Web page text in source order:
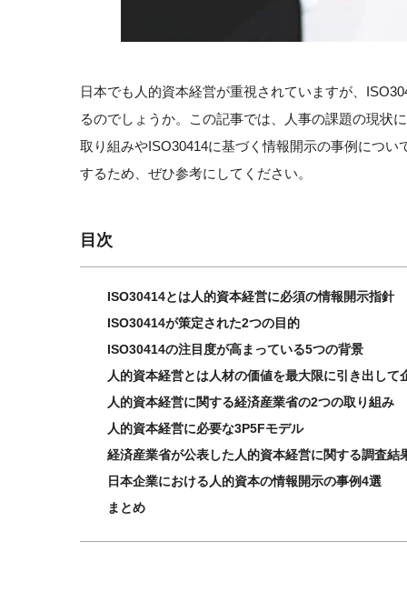
日本でも人的資本経営が重視されていますが、
るのでしょうか。この記事では、人事の課題の現状
取り組みやISO30414に基づく情報開示の事例につ
するため、ぜひ参考にしてください。
目次
ISO30414とは人的資本経営に必須の情報開示指針
ISO30414が策定された2つの目的
ISO30414の注目度が高まっている5つの背景
人的資本経営とは人材の価値を最大限に引き出して
人的資本経営に関する経済産業省の2つの取り組み
人的資本経営に必要な3P5Fモデル
経済産業省が公表した人的資本経営に関する調査結
日本企業における人的資本の情報開示の事例4選
まとめ